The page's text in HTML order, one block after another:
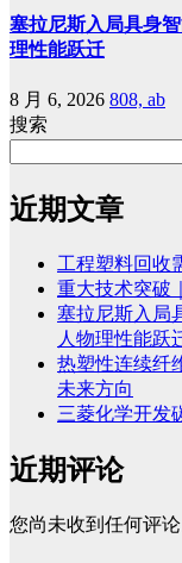
塞拉尼斯入局具身
理性能跃迁
8 月 6, 2026 808, ab
搜索
近期文章
工程塑料回收
重大技术突破
塞拉尼斯入局
人物理性能跃
热塑性连续纤
未来方向
三菱化学开发
近期评论
您尚未收到任何评论